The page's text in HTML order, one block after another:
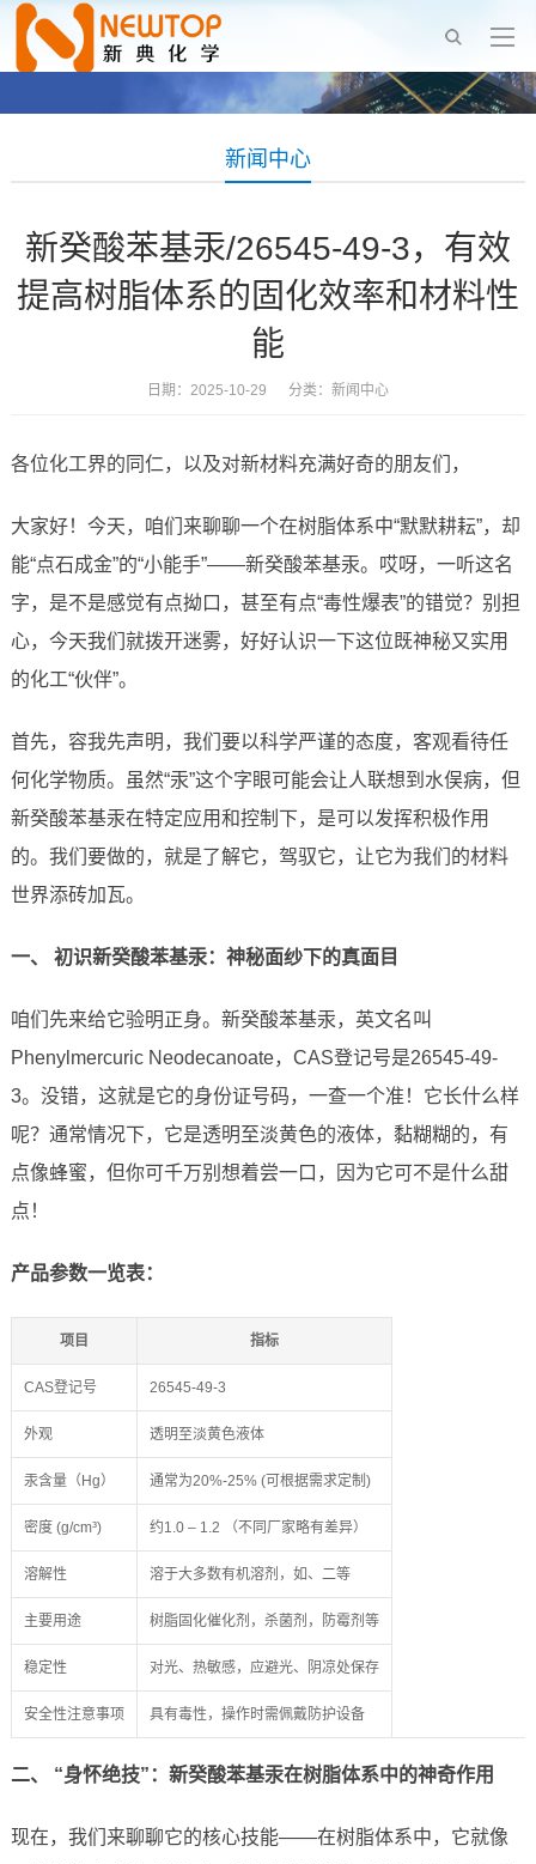
新闻中心
新癸酸苯基汞/26545-49-3，有效
提高树脂体系的固化效率和材料性
能
日期：2025-10-29 分类： 新闻中心
各位化工界的同仁，以及对新材料充满好奇的朋友们，
大家好！今天，咱们来聊聊一个在树脂体系中“默默耕耘”，却
能“点石成金”的“小能手”——新癸酸苯基汞。哎呀，一听这名
字，是不是感觉有点拗口，甚至有点“毒性爆表”的错觉？别担
心，今天我们就拨开迷雾，好好认识一下这位既神秘又实用
的化工“伙伴”。
首先，容我先声明，我们要以科学严谨的态度，客观看待任
何化学物质。虽然“汞”这个字眼可能会让人联想到水俣病，但
新癸酸苯基汞在特定应用和控制下，是可以发挥积极作用
的。我们要做的，就是了解它，驾驭它，让它为我们的材料
世界添砖加瓦。
一、 初识新癸酸苯基汞：神秘面纱下的真面目
咱们先来给它验明正身。新癸酸苯基汞，英文名叫
Phenylmercuric Neodecanoate，CAS登记号是26545-49-
3。没错，这就是它的身份证号码，一查一个准！它长什么样
呢？通常情况下，它是透明至淡黄色的液体，黏糊糊的，有
点像蜂蜜，但你可千万别想着尝一口，因为它可不是什么甜
点！
产品参数一览表：
项目 指标
CAS登记号 26545-49-3
外观 透明至淡黄色液体
汞含量（Hg） 通常为20%-25% (可根据需求定制)
密度 (g/cm³) 约1.0 – 1.2 （不同厂家略有差异）
溶解性 溶于大多数有机溶剂，如、二等
主要用途 树脂固化催化剂，杀菌剂，防霉剂等
稳定性 对光、热敏感，应避光、阴凉处保存
安全性注意事项 具有毒性，操作时需佩戴防护设备
二、 “身怀绝技”：新癸酸苯基汞在树脂体系中的神奇作用
现在，我们来聊聊它的核心技能——在树脂体系中，它就像